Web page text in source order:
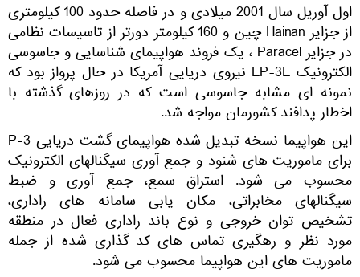
اول آوریل سال 2001 میلادی و در فاصله حدود 100 کیلومتری
از جزایر Hainan چین و 160 کیلومتر دورتر از تاسیسات نظامی
در جزایر Paracel ، یک فروند هواپیمای شناسایی و جاسوسی
الکترونیک EP-3E نیروی دریایی آمریکا در حال پرواز بود که
نمونه ای مشابه جاسوسی است که در روزهای گذشته با
اخطار پدافند کشورمان مواجه شد.
این هواپیما نسخه تبدیل شده هواپیمای گشت دریایی P-3
برای ماموریت های شنود و جمع آوری سیگنالهای الکترونیک
محسوب می شود. استراق سمع، جمع آوری و ضبط
سیگنالهای مخابراتی، مکان یابی سامانه های راداری،
تشخیص توان خروجی و نوع باند راداری فعال در منطقه
مورد نظر و رهگیری تماس های کد گذاری شده از جمله
ماموریت های این هواپیما محسوب می شود.